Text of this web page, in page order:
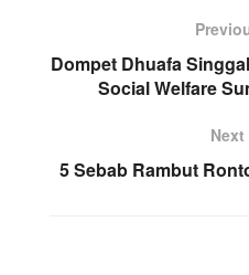
Dompet Dhuafa
Social Welfare
5 Sebab Rambut